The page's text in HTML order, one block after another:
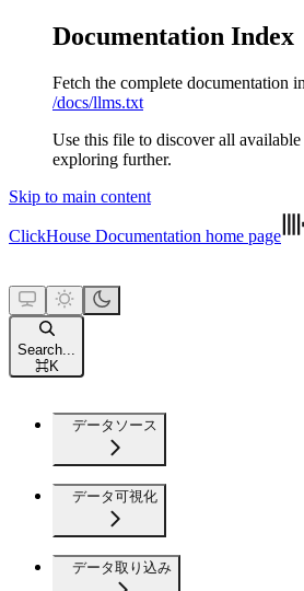
Documentation Index
Fetch the complete documentation
/docs/llms.txt
Use this file to discover all available
exploring further.
Skip to main content
ClickHouse Documentation home page
Search...
⌘K
データソース
データ可視化
データ取り込み